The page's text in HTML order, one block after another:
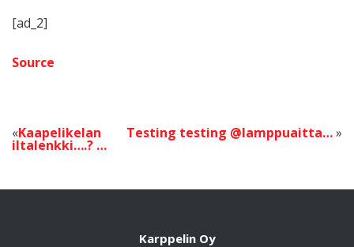
[ad_2]
Source
Testing testing @lamppuaitta…
Kaapelikelan
iltalenkki….? …
Karppelin Oy